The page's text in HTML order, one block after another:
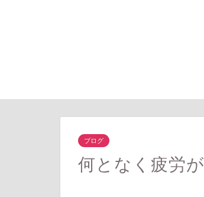
ブログ
何となく疲労が